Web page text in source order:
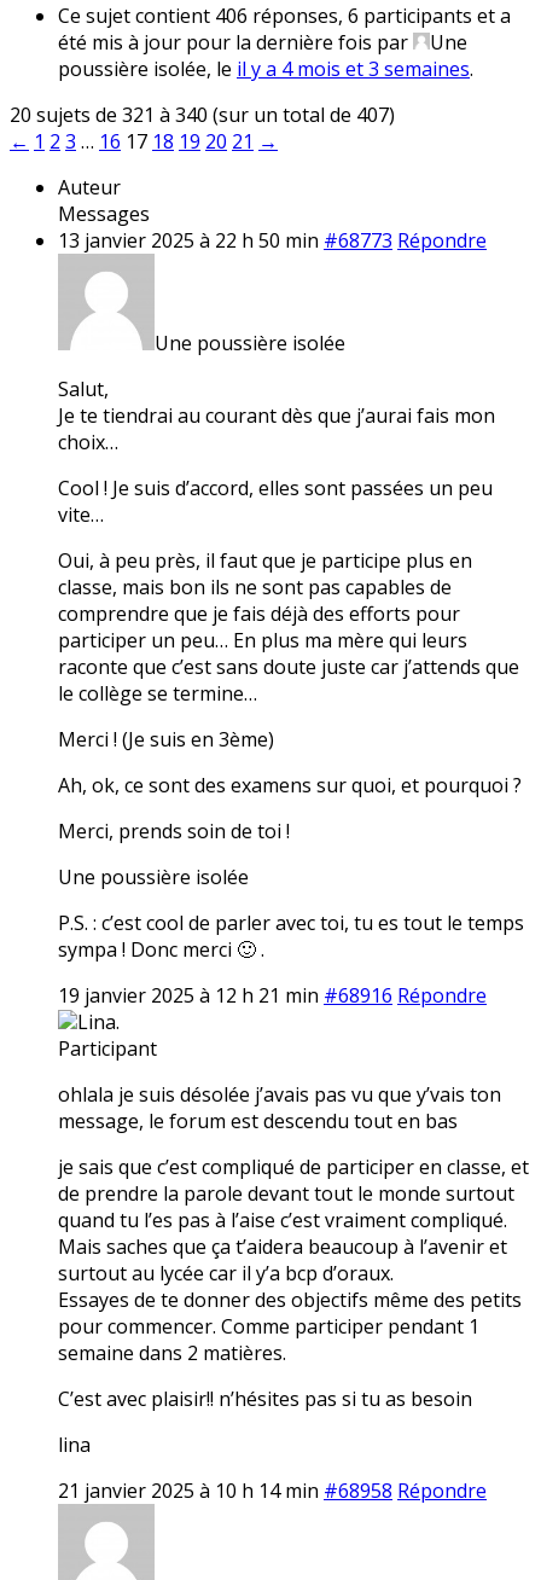
Ce sujet contient 406 réponses, 6 participants et a
été mis à jour pour la dernière fois par
Une
poussière isolée, le il y a 4 mois et 3 semaines.
20 sujets de 321 à 340 (sur un total de 407)
← 1 2 3 … 16 17 18 19 20 21 →
Auteur
Messages
13 janvier 2025 à 22 h 50 min #68773 Répondre
Une poussière isolée
Salut,
Je te tiendrai au courant dès que j’aurai fais mon
choix…
Cool ! Je suis d’accord, elles sont passées un peu
vite…
Oui, à peu près, il faut que je participe plus en
classe, mais bon ils ne sont pas capables de
comprendre que je fais déjà des efforts pour
participer un peu… En plus ma mère qui leurs
raconte que c’est sans doute juste car j’attends que
le collège se termine…
Merci ! (Je suis en 3ème)
Ah, ok, ce sont des examens sur quoi, et pourquoi ?
Merci, prends soin de toi !
Une poussière isolée
P.S. : c’est cool de parler avec toi, tu es tout le temps
sympa ! Donc merci 🙂 .
19 janvier 2025 à 12 h 21 min #68916 Répondre
Lina.
Participant
ohlala je suis désolée j’avais pas vu que y’vais ton
message, le forum est descendu tout en bas
je sais que c’est compliqué de participer en classe, et
de prendre la parole devant tout le monde surtout
quand tu l’es pas à l’aise c’est vraiment compliqué.
Mais saches que ça t’aidera beaucoup à l’avenir et
surtout au lycée car il y’a bcp d’oraux.
Essayes de te donner des objectifs même des petits
pour commencer. Comme participer pendant 1
semaine dans 2 matières.
C’est avec plaisir!! n’hésites pas si tu as besoin
lina
21 janvier 2025 à 10 h 14 min #68958 Répondre